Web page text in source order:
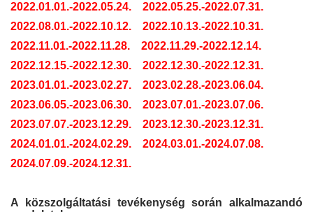
2022.01.01.-2022.05.24.
2022.05.25.-2022.07.31.
2022.08.01.-2022.10.12.
2022.10.13.-2022.10.31.
2022.11.01.-2022.11.28.
2022.11.29.-2022.12.14.
2022.12.15.-2022.12.30.
2022.12.30.-2022.12.31.
2023.01.01.-2023.02.27.
2023.02.28.-2023.06.04.
2023.06.05.-2023.06.30.
2023.07.01.-2023.07.06.
2023.07.07.-2023.12.29.
2023.12.30.-2023.12.31.
2024.01.01.-2024.02.29.
2024.03.01.-2024.07.08.
2024.07.09.-2024.12.31.
A közszolgáltatási tevékenység során alkalmazandó